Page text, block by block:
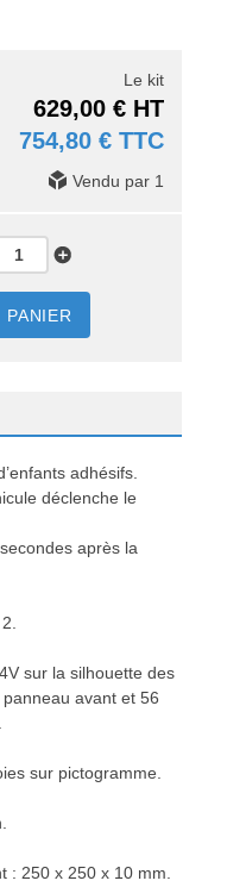
Le kit
629,00 € HT
754,80 € TTC
Vendu par 1
PANIER
adhésifs.
déclenche le
après la
sur la silhouette des
avant et 56
sur pictogramme.
: 250 x 250 x 10 mm.